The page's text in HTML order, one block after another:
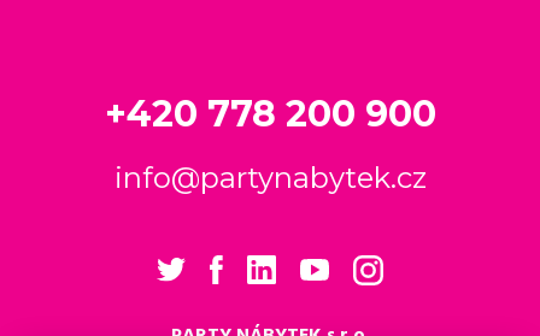
+420 778 200 900
info@partynabytek.cz